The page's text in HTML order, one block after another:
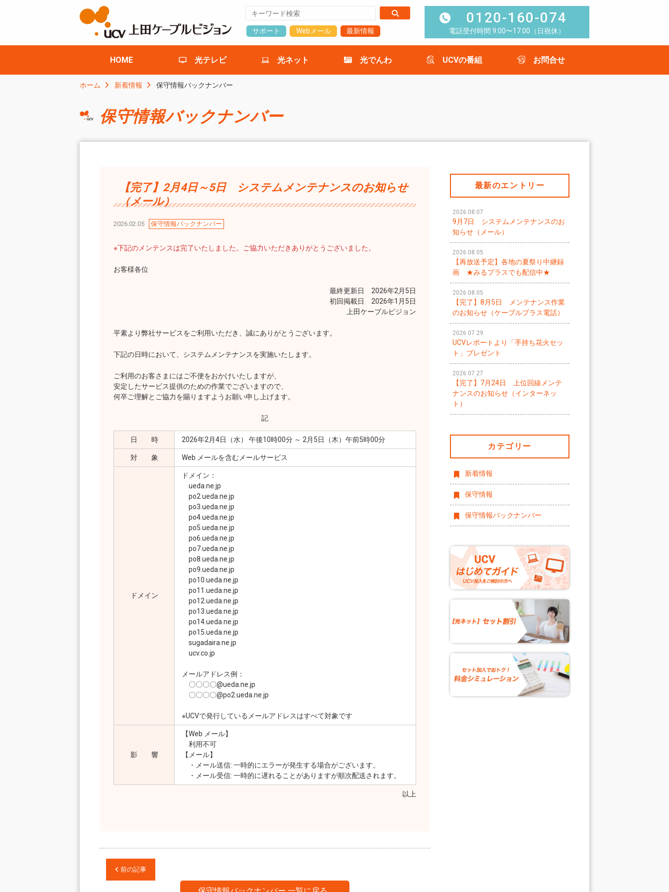
サポート Webメール 最新情報
0120-160-074
電話受付時間 9:00〜17:00（日祝休）
HOME 光テレビ 光ネット 光でんわ UCVの番組 お問合せ
ホーム 新着情報 保守情報バックナンバー
保守情報バックナンバー
【完了】2月4日～5日 システムメンテナンスのお知らせ
（メール）
2026.02.05 保守情報バックナンバー
※下記のメンテンスは完了いたしました。ご協力いただきありがとうございました。
お客様各位
最終更新日 2026年2月5日
初回掲載日 2026年1月5日
上田ケーブルビジョン
平素より弊社サービスをご利用いただき、誠にありがとうございます。
下記の日時において、システムメンテナンスを実施いたします。
ご利用のお客さまにはご不便をおかけいたしますが、
安定したサービス提供のための作業でございますので、
何卒ご理解とご協力を賜りますようお願い申し上げます。
記
日 時 2026年2月4日（水） 午後10時00分 ～ 2月5日（木）午前5時00分
対 象 Web メールを含むメールサービス
ドメイン
ドメイン：
ueda.ne.jp
po2.ueda.ne.jp
po3.ueda.ne.jp
po4.ueda.ne.jp
po5.ueda.ne.jp
po6.ueda.ne.jp
po7.ueda.ne.jp
po8.ueda.ne.jp
po9.ueda.ne.jp
po10.ueda.ne.jp
po11.ueda.ne.jp
po12.ueda.ne.jp
po13.ueda.ne.jp
po14.ueda.ne.jp
po15.ueda.ne.jp
sugadaira.ne.jp
ucv.co.jp
メールアドレス例：
〇〇〇〇@ueda.ne.jp
〇〇〇〇@po2.ueda.ne.jp
※UCVで発行しているメールアドレスはすべて対象です
影 響
【Web メール】
利用不可
【メール】
・メール送信: 一時的にエラーが発生する場合がございます。
・メール受信: 一時的に遅れることがありますが順次配送されます。
以上
前の記事
最新のエントリー
2026.08.07
9月7日 システムメンテナンスのお
知らせ（メール）
2026.08.05
【再放送予定】各地の夏祭り中継録
画 ★みるプラスでも配信中★
2026.08.05
【完了】8月5日 メンテナンス作業
のお知らせ（ケーブルプラス電話）
2026.07.29
UCVレポートより「手持ち花火セッ
ト」プレゼント
2026.07.27
【完了】7月24日 上位回線メンテ
ナンスのお知らせ（インターネッ
ト）
カテゴリー
新着情報
保守情報
保守情報バックナンバー